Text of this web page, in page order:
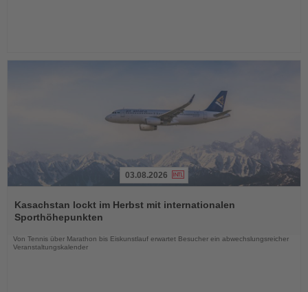
Sie
die
Nachrichten
03.08.2026
Kasachstan lockt im Herbst mit internationalen
Sporthöhepunkten
Von Tennis über Marathon bis Eiskunstlauf erwartet Besucher ein abwechslungsreicher
Veranstaltungskalender